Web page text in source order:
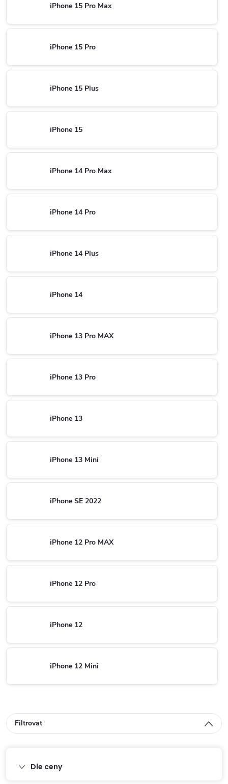
iPhone 15 Pro Max
iPhone 15 Pro
iPhone 15 Plus
iPhone 15
iPhone 14 Pro Max
iPhone 14 Pro
iPhone 14 Plus
iPhone 14
iPhone 13 Pro MAX
iPhone 13 Pro
iPhone 13
iPhone 13 Mini
iPhone SE 2022
iPhone 12 Pro MAX
iPhone 12 Pro
iPhone 12
iPhone 12 Mini
Filtrovat
Dle ceny